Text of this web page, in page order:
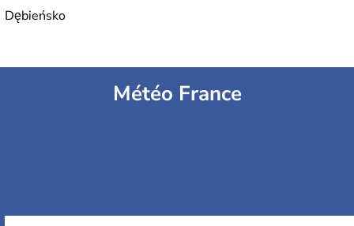
Dębieńsko
Météo France